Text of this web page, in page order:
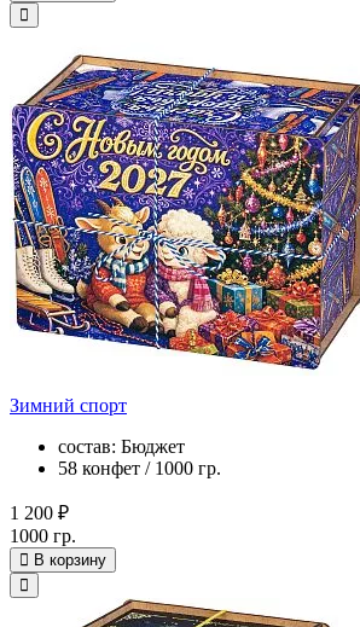
Зимний спорт
состав: Бюджет
58 конфет / 1000 гр.
1 200 ₽
1000 гр.
В корзину